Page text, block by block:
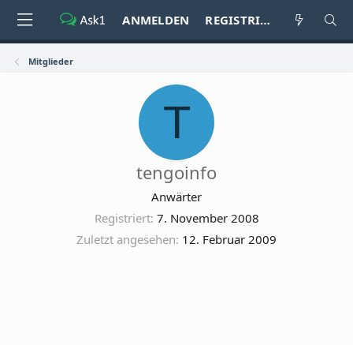
ANMELDEN REGISTRIEREN
Mitglieder
T
tengoinfo
Anwärter
Registriert 7. November 2008
Zuletzt angesehen 12. Februar 2009